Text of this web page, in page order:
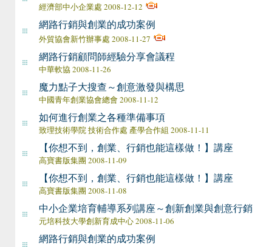
經濟部中小企業處 2008-12-12
網路行銷與創業的成功案例
外貿協會新竹辦事處 2008-11-27
網路行銷顧問師經驗分享會議程
中華軟協 2008-11-26
魔力點子大搜查～創意激發與構思
中國青年創業協會總會 2008-11-12
如何進行創業之各種準備事項
致理技術學院 技術合作處 產學合作組 2008-11-11
【你想不到，創業、行銷也能這樣做！】講座
高寶書版集團 2008-11-09
【你想不到，創業、行銷也能這樣做！】講座
高寶書版集團 2008-11-08
中小企業培育輔導系列講座～創新創業與創意行銷
元培科技大學創新育成中心 2008-11-06
網路行銷與創業的成功案例